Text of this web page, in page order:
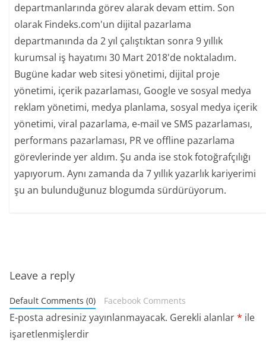
departmanlarında görev alarak devam ettim. Son
olarak Findeks.com'un dijital pazarlama
departmanında da 2 yıl çalıştıktan sonra 9 yıllık
kurumsal iş hayatımı 30 Mart 2018'de noktaladım.
Bugüne kadar web sitesi yönetimi, dijital proje
yönetimi, içerik pazarlaması, Google ve sosyal medya
reklam yönetimi, medya planlama, sosyal medya içerik
yönetimi, viral pazarlama, e-mail ve SMS pazarlaması,
performans pazarlaması, PR ve offline pazarlama
görevlerinde yer aldım. Şu anda ise stok fotoğrafçılığı
yapıyorum. Aynı zamanda da 7 yıllık yazarlık kariyerimi
şu an bulunduğunuz blogumda sürdürüyorum.
Leave a reply
Default Comments (0) Facebook Comments
E-posta adresiniz yayınlanmayacak. Gerekli alanlar* ile
işaretlenmişlerdir